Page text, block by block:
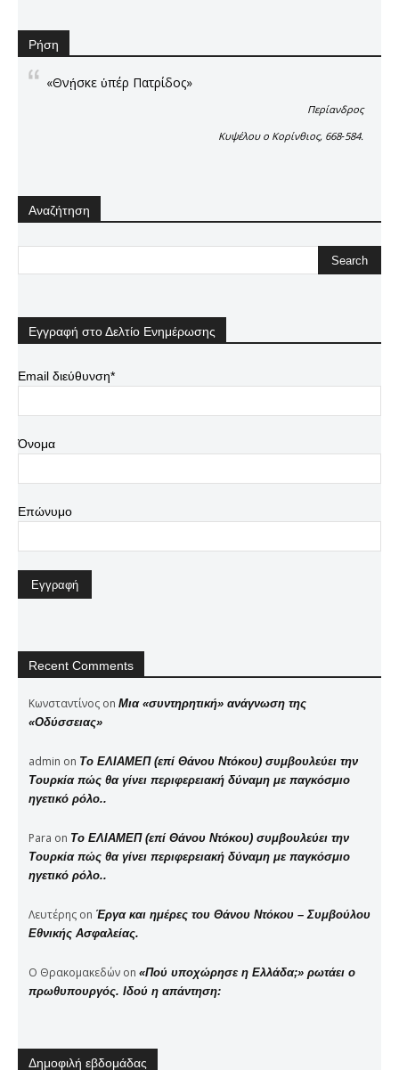
Ρήση
«Θνῄσκε ὑπέρ Πατρίδος»
Περίανδρος
Κυψέλου ο Κορίνθιος, 668­‑584.
Αναζήτηση
Εγγραφή στο Δελτίο Ενημέρωσης
Email διεύθυνση*
Όνομα
Επώνυμο
Recent Comments
Κωνσταντίνος on Μια «συντηρητική» ανάγνωση της
«Οδύσσειας»
admin on Το ΕΛΙΑΜΕΠ (επί Θάνου Ντόκου) συμβουλεύει την
Τουρκία πώς θα γίνει περιφερειακή δύναμη με παγκόσμιο
ηγετικό ρόλο..
Para on Το ΕΛΙΑΜΕΠ (επί Θάνου Ντόκου) συμβουλεύει την
Τουρκία πώς θα γίνει περιφερειακή δύναμη με παγκόσμιο
ηγετικό ρόλο..
Λευτέρης on Έργα και ημέρες του Θάνου Ντόκου – Συμβούλου
Εθνικής Ασφαλείας.
Ο Θρακομακεδών on «Πού υποχώρησε η Ελλάδα;» ρωτάει ο
πρωθυπουργός. Ιδού η απάντηση:
Δημοφιλή εβδομάδας